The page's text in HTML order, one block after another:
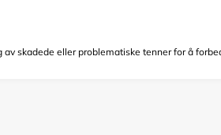
av skadede eller problematiske tenner for å